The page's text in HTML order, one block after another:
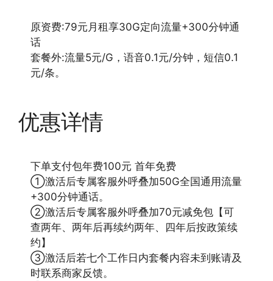
原资费:79元月租享30G定向流量+300分钟通
话
套餐外:流量5元/G，语音0.1元/分钟，短信0.1
元/条。
优惠详情
下单支付包年费100元 首年免费
①激活后专属客服外呼叠加50G全国通用流量
+300分钟通话。
②激活后专属客服外呼叠加70元减免包【可
查两年、两年后再续约两年、四年后按政策续
约】
③激活后若七个工作日内套餐内容未到账请及
时联系商家反馈。